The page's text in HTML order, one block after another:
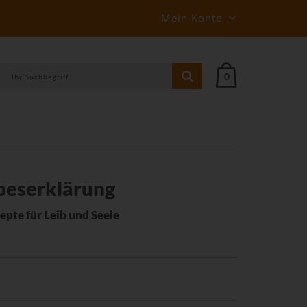
Mein Konto
0
für Leib und Seele